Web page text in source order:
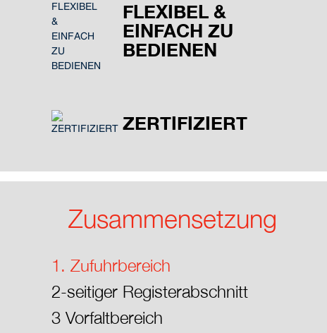
FLEXIBEL &
EINFACH ZU
BEDIENEN
ZERTIFIZIERT
Zusammensetzung
1. Zufuhrbereich
2-seitiger Registerabschnitt
3 Vorfaltbereich